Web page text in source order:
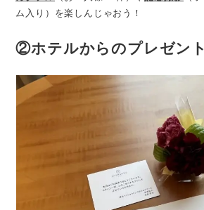
ム入り）を楽しんじゃおう！
②ホテルからのプレゼント